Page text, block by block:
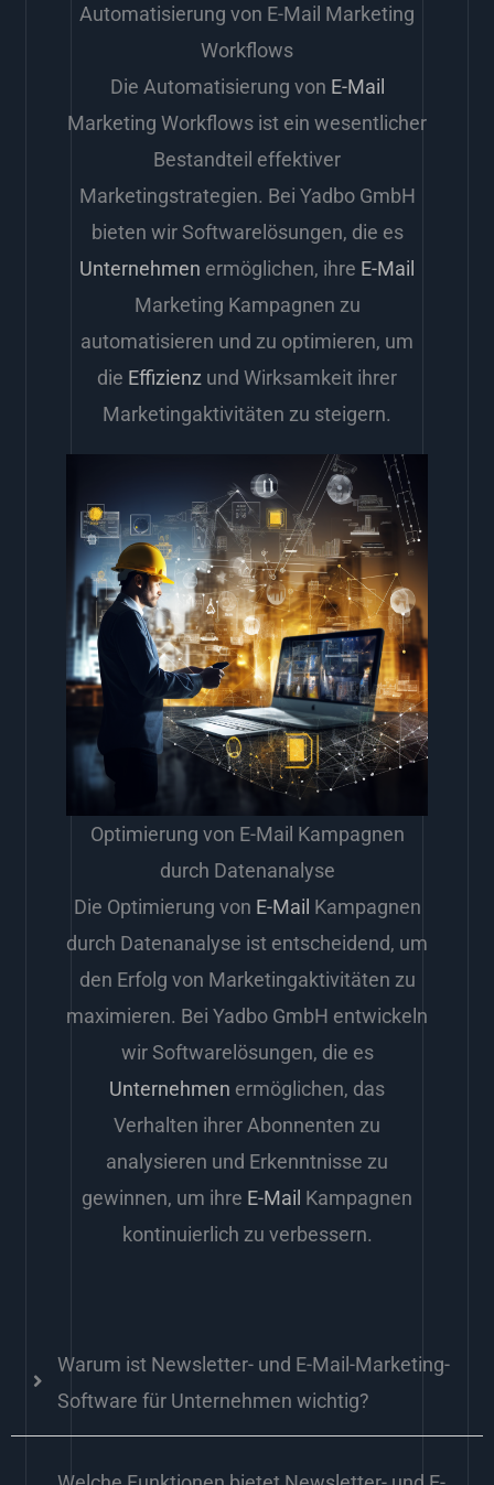
Automatisierung von E-Mail Marketing
Workflows
Die Automatisierung von E-Mail
Marketing Workflows ist ein wesentlicher
Bestandteil effektiver
Marketingstrategien. Bei Yadbo GmbH
bieten wir Softwarelösungen, die es
Unternehmen ermöglichen, ihre E-Mail
Marketing Kampagnen zu
automatisieren und zu optimieren, um
die Effizienz und Wirksamkeit ihrer
Marketingaktivitäten zu steigern.
Optimierung von E-Mail Kampagnen
durch Datenanalyse
Die Optimierung von E-Mail Kampagnen
durch Datenanalyse ist entscheidend, um
den Erfolg von Marketingaktivitäten zu
maximieren. Bei Yadbo GmbH entwickeln
wir Softwarelösungen, die es
Unternehmen ermöglichen, das
Verhalten ihrer Abonnenten zu
analysieren und Erkenntnisse zu
gewinnen, um ihre E-Mail Kampagnen
kontinuierlich zu verbessern.
Warum ist Newsletter- und E-Mail-Marketing-
Software für Unternehmen wichtig?